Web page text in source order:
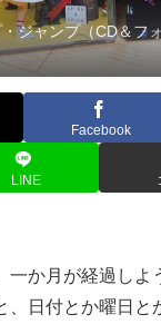
ジャンプ（CD＆フ
Facebook
LINE
一か月が経過しよ
、日付とか曜日と